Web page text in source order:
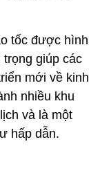
tốc được hình
giúp các
mới về kinh
nhiều khu
và là một
hấp dẫn.